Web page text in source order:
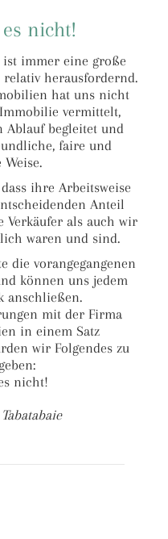
nicht!
immer eine große
herausfordernd.
hat uns nicht
vermittelt,
Ablauf begleitet und
faire und
ihre Arbeitsweise
Anteil
Verkäufer als auch wir
waren und sind.
die vorangegangenen
können uns jedem
anschließen.
mit der Firma
in einem Satz
wir Folgendes zu
nicht!